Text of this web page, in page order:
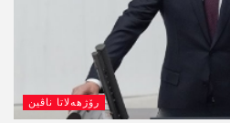
رۆژھەلاتا ناڤین